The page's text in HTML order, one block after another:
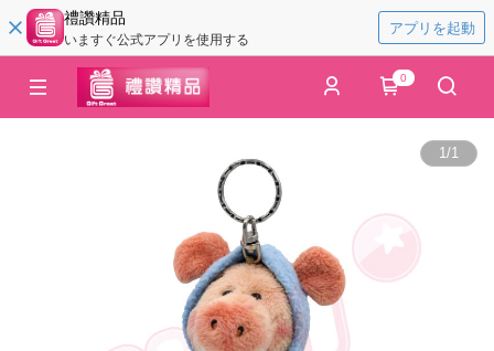
禮讚精品
いますぐ公式アプリを使用する
アプリを起動
0
1/1